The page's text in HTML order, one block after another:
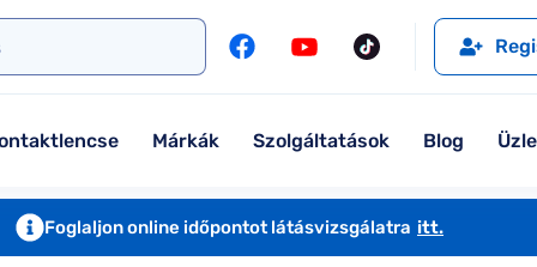
Márkák Szolgáltatások Blog
Jimmy Choo
Szemüveglencsék
Kontaktlencse
Foglaljon online időpontot látásvizsgálatra itt.